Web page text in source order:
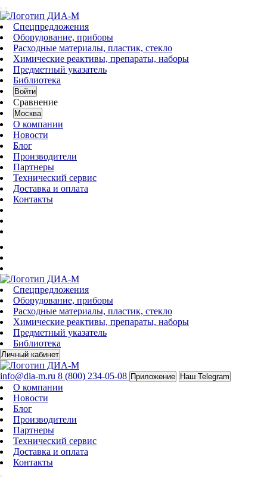
Спецпредложения
Оборудование, приборы
Расходные материалы, пластик, стекло
Химические реактивы, препараты, наборы
Предметный указатель
Библиотека
Войти
Сравнение
Москва
О компании
Новости
Блог
Производители
Партнеры
Технический сервис
Доставка и оплата
Контакты
Спецпредложения
Оборудование, приборы
Расходные материалы, пластик, стекло
Химические реактивы, препараты, наборы
Предметный указатель
Библиотека
Личный кабинет
info@dia-m.ru 8 (800) 234-05-08 Приложение Наш Telegram
О компании
Новости
Блог
Производители
Партнеры
Технический сервис
Доставка и оплата
Контакты